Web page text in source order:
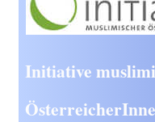
Initiative